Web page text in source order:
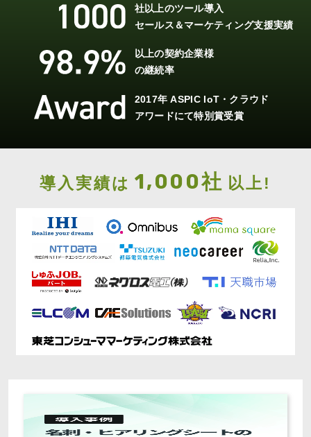
社以上のツール導入
セールス＆マーケティング支援実績
以上の契約企業様
の継続率
2017年 ASPIC IoT・クラウド
アワードにて特別賞受賞
導入実績は 1,000社 以上!